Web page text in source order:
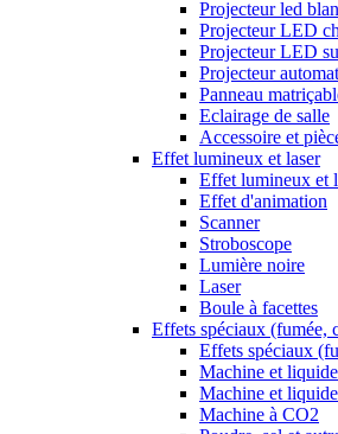
Projecteur led
Projecteur LED
Projecteur LED
Projecteur
Panneau
Eclairage de salle
Accessoire et
Effet lumineux et laser
Effet lumineux et
Effet d'animation
Scanner
Stroboscope
Lumière noire
Laser
Boule à facettes
Effets spéciaux (fumée,
Effets spéciaux
Machine et
Machine et
Machine à CO2